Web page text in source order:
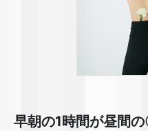
早朝の1時間が昼間